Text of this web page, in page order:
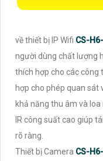
về thiết bị IP Wifi CS-
người dùng chất lượng
thích hợp cho các công
hợp cho phép quan sát
khả năng thu âm và
IR công suất cao giúp
rõ ràng.
Thiết bị Camera CS-